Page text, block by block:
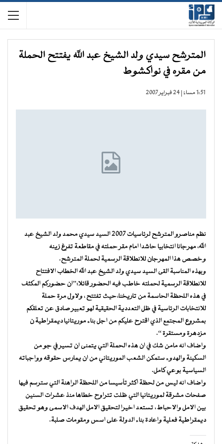
المترشح سيدي ولد الشيخ عبد الله يفتتح الحملة
من مقره في نواكشوط
1:51 مساءً | 24 فبراير 2007
نظم مناصرو المترشح لرئاسيات 2007 السيد سيدي محمد ولد الشيخ عبد
الله، مهرجانا انتخابيا حاشدا امام مقر حملته في مقاطعة تفرغ زينه
وخصص هذا المهرجان للانطلاقة الرسمية لحملة المترشح.
وبهذه المناسبة القى السيد سيدي ولد الشيخ عبد الله الخطاب الافتتاح
للانطلاقة الرسمية لحملته خاطب فيه الحضور قائلا:”ان حضوركم المكثف
في هذه اللحظة الحاسمة من تاريخنا،حيث تفتتح ، ولاول مرة حملة
للانتخابات الرئاسية في ظل التعددية الحقيقية لهو تعبير صادق عن تعلقكم
بمشروع المجتمع الذي اقترح عليكم من اجل بناء موريتانيا ديمقراطية ن
مزدهرة ومستقرة “.
واضاف انه مامن شك في ان هذه الحملة التي يتمنى ان تسير في جو من
السكينة والهدوء ستمكن الشعب الموريتاني من ان يمارس حقوقه وواجباته
السياسية بوعي كامل.
واضاف انه ليس من لحظة اكثر تأسيسا من اللحظة الراهنة التي سترسم فيها
صفحات مشرقة لموريتانيا التي ظلت تتراوح خطاها منذ عشرات السنين
بين الامل والاحباط ، تستعد اخيرا لتحقيق الامل الهدف الاسمى وهو تحقيق
ديمقراطية فعلية واعادة بناء الدولة على اسس ومقومات صلبة.